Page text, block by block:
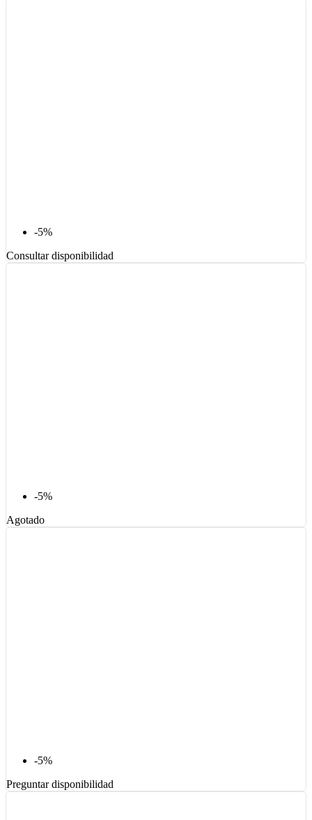
-5%
Consultar disponibilidad
-5%
Agotado
-5%
Preguntar disponibilidad